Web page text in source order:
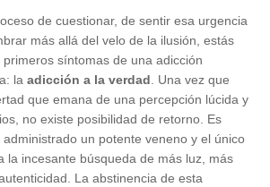
de cuestionar, de sentir esa urgencia
más allá del velo de la ilusión, estás
síntomas de una adicción
la adicción a la verdad . Una vez que
que emana de una percepción lúcida y
no existe posibilidad de retorno. Es
un potente veneno y el único
la incesante búsqueda de más luz, más
La abstinencia de esta